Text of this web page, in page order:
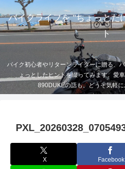
バイクライフを "ちょっとだ
ト
バイク初心者やリターンライダーに贈る、
ょっとしたヒントを綴ってみます。愛
890DUKEの話も。どうぞ気軽
X Facebook